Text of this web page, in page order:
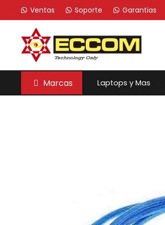
Ventas Soporte Garantias
Marcas Laptops y Mas